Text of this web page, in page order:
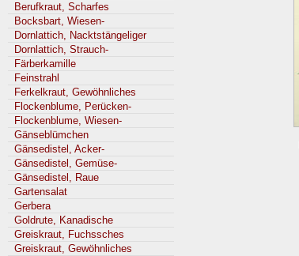
Berufkraut, Scharfes
Bocksbart, Wiesen-
Dornlattich, Nacktstängeliger
Dornlattich, Strauch-
Färberkamille
Feinstrahl
Ferkelkraut, Gewöhnliches
Flockenblume, Perücken-
Flockenblume, Wiesen-
Gänseblümchen
Gänsedistel, Acker-
Gänsedistel, Gemüse-
Gänsedistel, Raue
Gartensalat
Gerbera
Goldrute, Kanadische
Greiskraut, Fuchssches
Greiskraut, Gewöhnliches